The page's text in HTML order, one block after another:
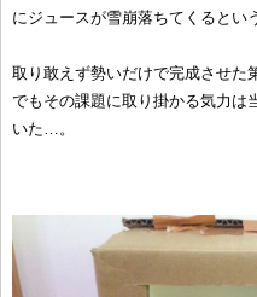
にジュースが雪崩落ちてくるとい
取り敢えず勢いだけで完成させた
でもその課題に取り掛かる気力
いた…。